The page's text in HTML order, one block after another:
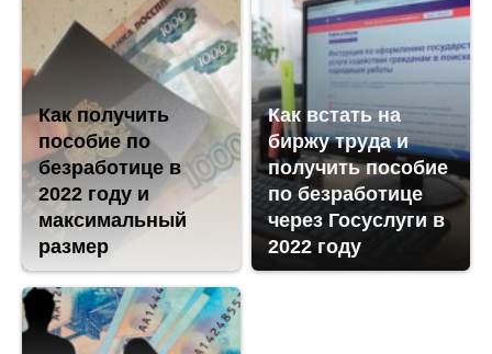
Как получить
пособие по
безработице в
2022 году и
максимальный
размер
Как встать на
биржу труда и
получить пособие
по безработице
через Госуслуги в
2022 году